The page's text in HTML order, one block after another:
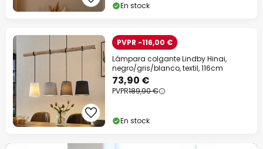
En stock
PVPR -116,00 €
Lámpara colgante Lindby Hinai,
negro/gris/blanco, textil, 116cm
73,90 €
PVPR189,90 €
En stock